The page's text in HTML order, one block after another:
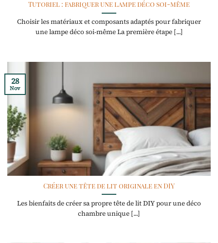
Tutoriel : fabriquer une lampe déco soi-même
Choisir les matériaux et composants adaptés pour fabriquer
une lampe déco soi-même La première étape [...]
Créer une tête de lit originale en DIY
Les bienfaits de créer sa propre tête de lit DIY pour une déco
chambre unique [...]
28
Nov